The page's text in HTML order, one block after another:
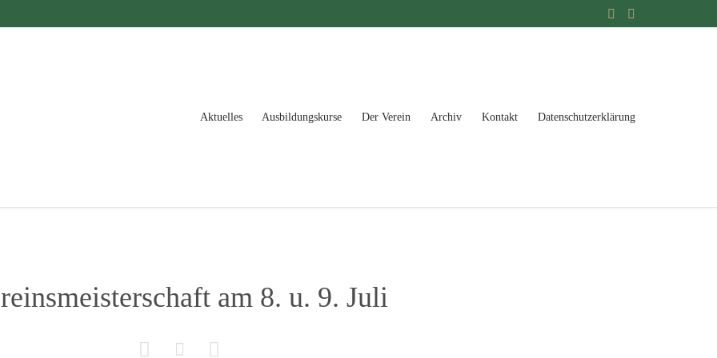
 
Aktuelles Ausbildungskurse Der Verein Archiv Kontakt Datenschutzerklärung
am 8. u. 9. Juli
  